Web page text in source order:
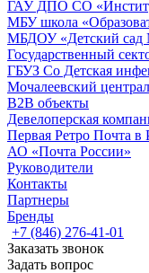
ГАУ ДПО СО
МБУ школа
МБДОУ «Детский сад
Государственный
ГБУЗ Со Детская
Мочалеевский
B2B объекты
Девелоперская
Первая Ретро Почта в
АО «Почта России»
Руководители
Контакты
Партнеры
Бренды
+7 (846) 276-41-01
Заказать звонок
Задать вопрос